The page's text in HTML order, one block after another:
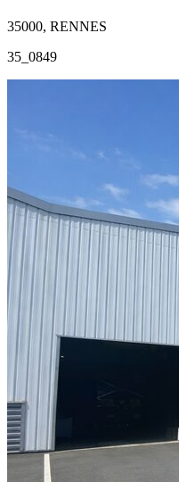
35000, RENNES
35_0849